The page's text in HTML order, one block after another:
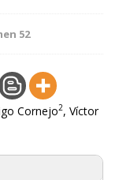
52
Cornejo2, Víctor